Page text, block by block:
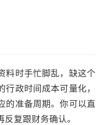
料时手忙脚乱，缺这个
政时间成本可量化，
的准备周期。你可以直
复跟财务确认。